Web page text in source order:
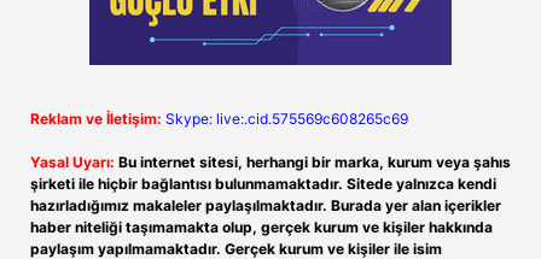
Reklam ve İletişim: Skype: live:.cid.575569c608265c69
Yasal Uyarı: Bu internet sitesi, herhangi bir marka, kurum veya şahıs
şirketi ile hiçbir bağlantısı bulunmamaktadır. Sitede yalnızca kendi
hazırladığımız makaleler paylaşılmaktadır. Burada yer alan içerikler
haber niteliği taşımamakta olup, gerçek kurum ve kişiler hakkında
paylaşım yapılmamaktadır. Gerçek kurum ve kişiler ile isim